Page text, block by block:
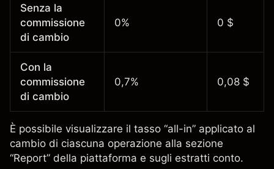
Senza la
commissione
di cambio
0% 0 $
Con la
commissione
di cambio
0,7% 0,08 $
È possibile visualizzare il tasso “all-in” applicato al
cambio di ciascuna operazione alla sezione
“Report” della piattaforma e sugli estratti conto.